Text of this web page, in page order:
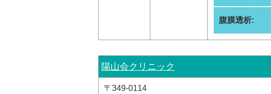
腹膜透析:
陽山会クリニック
〒349-0114